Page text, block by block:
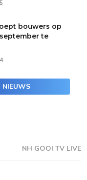
bouwers op
te
NIEUWS
NH GOOI TV LIVE